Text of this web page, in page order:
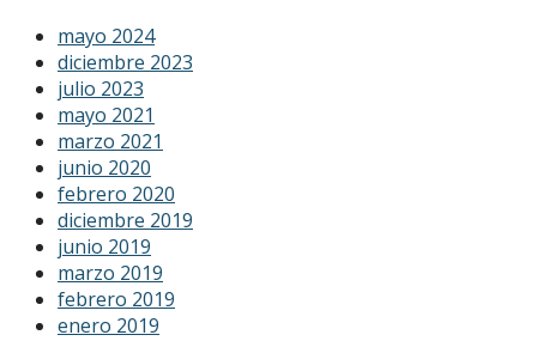
mayo 2024
diciembre 2023
julio 2023
mayo 2021
marzo 2021
junio 2020
febrero 2020
diciembre 2019
junio 2019
marzo 2019
febrero 2019
enero 2019